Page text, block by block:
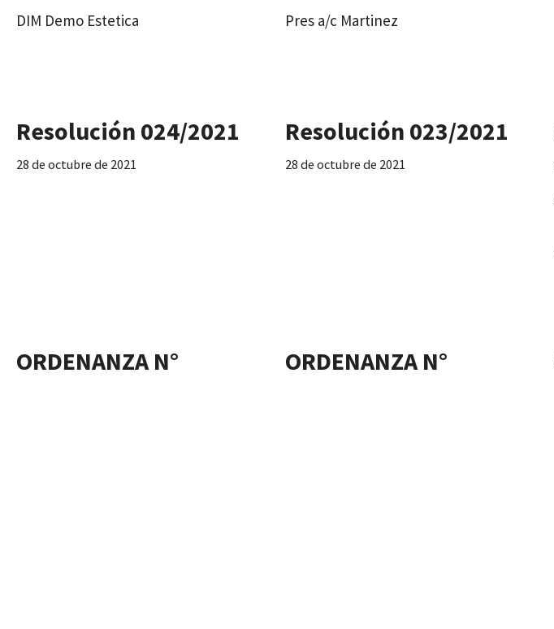
DIM Demo Estetica Pres a/c Martinez
Resolución 024/2021
28 de octubre de 2021
Resolución 023/2021
28 de octubre de 2021
ORDENANZA N°
ORDENANZA N°